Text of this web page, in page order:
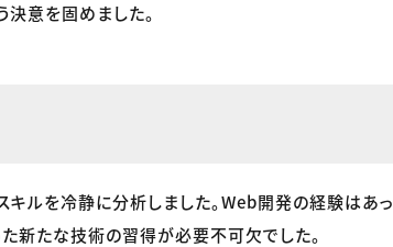
意を固めました。
ルを冷静に分析しました。Web開発の経験はあっ
新たな技術の習得が必要不可欠でした。